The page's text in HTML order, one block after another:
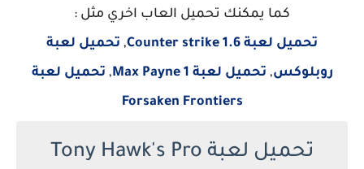
كما يمكنك تحميل العاب اخري مثل :
تحميل لعبة Counter strike 1.6
, تحميل لعبة
روبلوكس, تحميل لعبة Max Payne 1 , تحميل لعبة
Forsaken Frontiers
تحميل لعبة Tony Hawk's Pro